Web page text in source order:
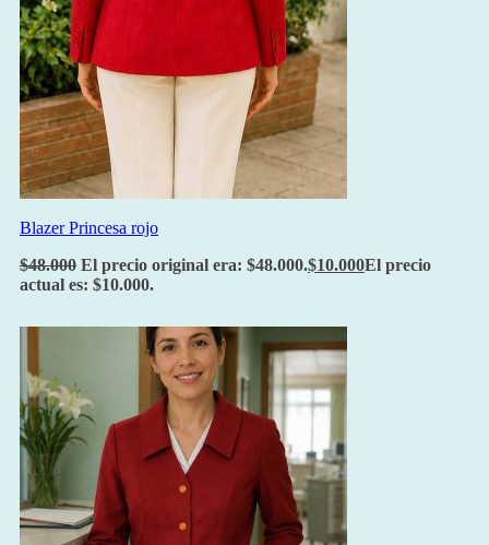
Blazer Princesa rojo
$48.000 El precio original era: $48.000.$10.000El precio
actual es: $10.000.